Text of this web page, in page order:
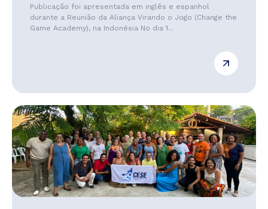
Publicação foi apresentada em inglês e espanhol
durante a Reunião da Aliança Virando o Jogo (Change the
Game Academy), na Indonésia No dia 1...